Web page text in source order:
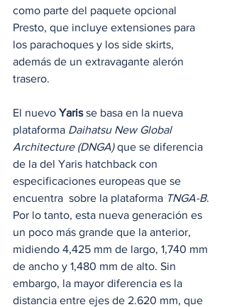
como parte del paquete opcional
Presto, que incluye extensiones para
los parachoques y los side skirts,
además de un extravagante alerón
trasero.
El nuevo Yaris se basa en la nueva
plataforma Daihatsu New Global
Architecture (DNGA) que se diferencia
de la del Yaris hatchback con
especificaciones europeas que se
encuentra  sobre la plataforma TNGA-B.
Por lo tanto, esta nueva generación es
un poco más grande que la anterior,
midiendo 4,425 mm de largo, 1,740 mm
de ancho y 1,480 mm de alto. Sin
embargo, la mayor diferencia es la
distancia entre ejes de 2.620 mm, que